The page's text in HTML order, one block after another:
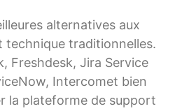
alternatives aux
technique traditionnelles.
Freshdesk, Jira Service
Intercomet bien
la plateforme de support